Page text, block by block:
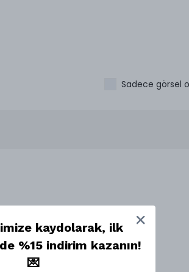
Sadece görsel
kaydolarak, ilk
%15 indirim kazanın!
💌